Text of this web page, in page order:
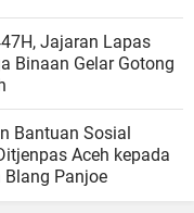
Jajaran Lapas
Binaan Gelar Gotong
Bantuan Sosial
Aceh kepada
Blang Panjoe